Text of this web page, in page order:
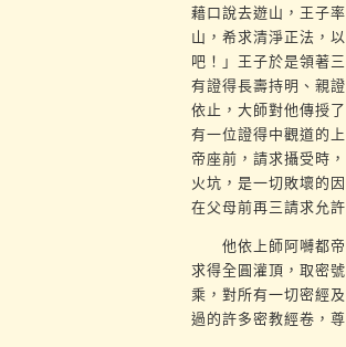
藉口說去遊山，王子
山，希求清淨正法，
吧！」王子於是領著
有證得長壽持明、親
依止，大師對他傳授
有一位證得中觀道的
帝座前，請求攝受時
火坑，是一切敗壞的
在父母前再三請求允
他依上師阿嚩都帝
求得全圓灌頂，取密
乘，對所有一切密經
過的許多密教經卷，